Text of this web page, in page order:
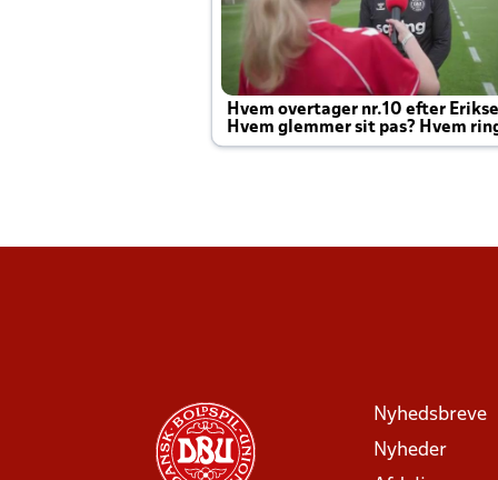
Hvem overtager nr.10 efter
Hvem glemmer sit pas? Hvem
Joachim altid til efter kampe?
Nyhedsbreve
Nyheder